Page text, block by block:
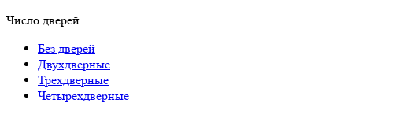
Число дверей
Без дверей
Двухдверные
Трехдверные
Четырехдверные